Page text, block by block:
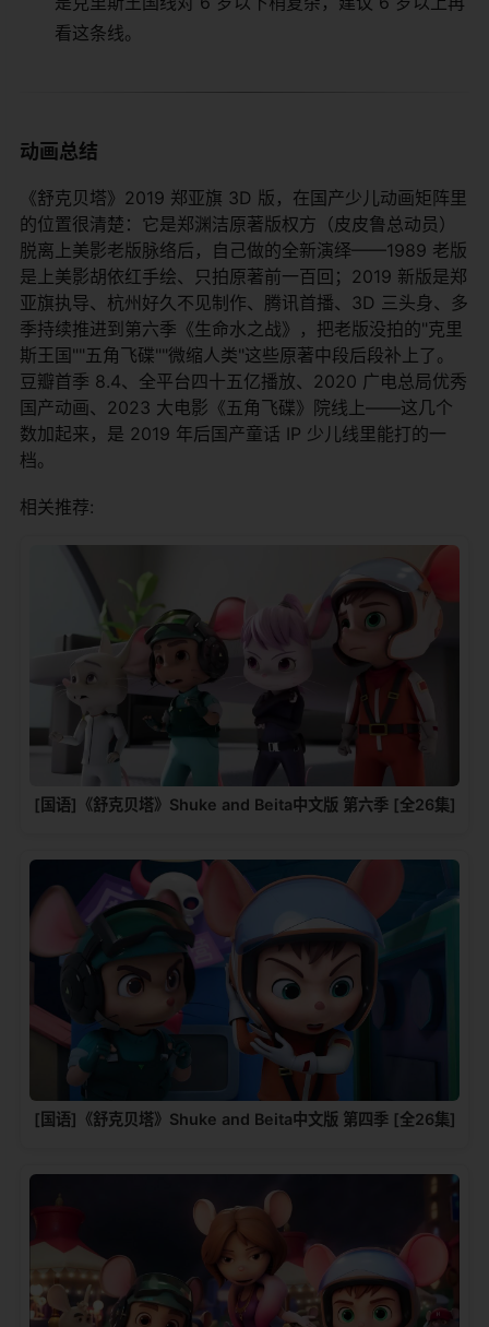
看这条线。
动画总结
《舒克贝塔》2019 郑亚旗 3D 版，在国产少儿动画矩阵里
的位置很清楚：它是郑渊洁原著版权方（皮皮鲁总动员）
脱离上美影老版脉络后，自己做的全新演绎——1989 老版
是上美影胡依红手绘、只拍原著前一百回；2019 新版是郑
亚旗执导、杭州好久不见制作、腾讯首播、3D 三头身、多
季持续推进到第六季《生命水之战》，把老版没拍的"克里
斯王国""五角飞碟""微缩人类"这些原著中段后段补上了。
豆瓣首季 8.4、全平台四十五亿播放、2020 广电总局优秀
国产动画、2023 大电影《五角飞碟》院线上——这几个
数加起来，是 2019 年后国产童话 IP 少儿线里能打的一
档。
相关推荐:
[国语]《舒克贝塔》Shuke and Beita中文版 第六季 [全26集]
[国语]《舒克贝塔》Shuke and Beita中文版 第四季 [全26集]